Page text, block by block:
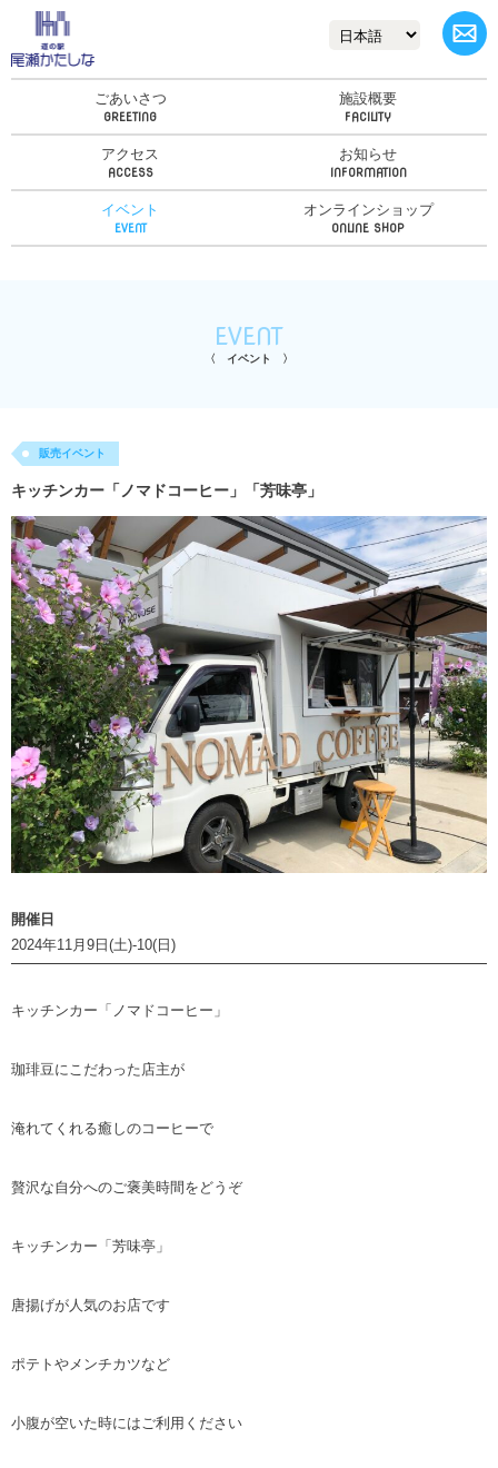
ごあいさつ 施設概要
アクセス お知らせ
イベント オンラインショップ
EVENT
イベント
販売イベント
キッチンカー「ノマドコーヒー」「芳味亭」
開催日
2024年11月9日(土)-10(日)
キッチンカー「ノマドコーヒー」
珈琲豆にこだわった店主が
淹れてくれる癒しのコーヒーで
贅沢な自分へのご褒美時間をどうぞ
キッチンカー「芳味亭」
唐揚げが人気のお店です
ポテトやメンチカツなど
小腹が空いた時にはご利用ください